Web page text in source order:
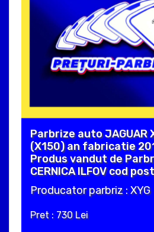
Parbrize auto JAGUAR
(X150) an fabricatie
Produs vandut de
CERNICA ILFOV cod
Producator parbriz : XYG
Pret : 730 Lei